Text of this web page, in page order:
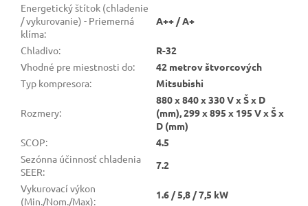
Energetický štítok (chladenie
/ vykurovanie) - Priemerná
klíma:
A++ / A+
Chladivo:
R-32
Vhodné pre miestnosti do:
42 metrov štvorcových
Typ kompresora: Mitsubishi
Rozmery:
880 x 840 x 330 V x Š x D
(mm), 299 x 895 x 195 V x Š x
D (mm)
SCOP:
4.5
Sezónna účinnosť chladenia
SEER:
7.2
Vykurovací výkon
(Min./Nom./Max):
1.6 / 5,8 / 7,5 kW